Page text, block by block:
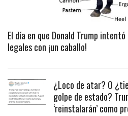
El día en que Donald Trump
legales con ¡un caballo!
¿Loco de atar? O
golpe de estado?
‘reinstalarán’ como